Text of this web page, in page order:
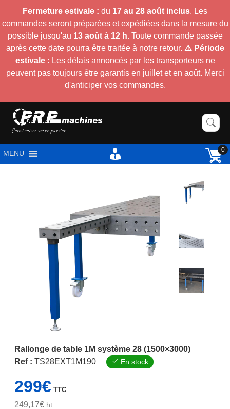
Fermeture estivale : du 17 au 28 août inclus. Les
commandes seront préparées et expédiées dans la mesure du
possible jusqu'au 13 août à 12 h. Toute commande passée
après cette date pourra être traitée à notre retour. ⚠️ Période
estivale : Les délais annoncés par les transporteurs ne
peuvent pas toujours être garantis en juillet et en août. Merci
d'anticiper vos commandes.
MENU 0
Rallonge de table 1M système 28 (1500×3000)
Ref : TS28EXT1M190 En stock
299€ TTC
249,17€ht